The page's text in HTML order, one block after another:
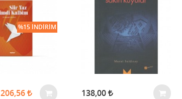
206,56
%15 İNDIRIM
138,00